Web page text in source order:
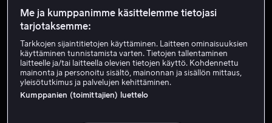
HD
Vuokraa 2,99 €
Osta 10,99 €
Me ja kumppanimme käsittelemme tietojasi
tarjotaksemme:
Tarkkojen sijaintitietojen käyttäminen. Laitteen ominaisuuksien
käyttäminen tunnistamista varten. Tietojen tallentaminen
laitteelle ja/tai laitteella olevien tietojen käyttö. Kohdennettu
mainonta ja personoitu sisältö, mainonnan ja sisällön mittaus,
yleisötutkimus ja palvelujen kehittäminen.
Kumppanien (toimittajien) luettelo